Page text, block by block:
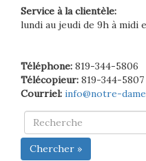
Service à la clientèle:
lundi au jeudi de 9h à midi
Téléphone: 819-344-5806
Télécopieur: 819-344-5807
Courriel: info@notre-
Chercher »